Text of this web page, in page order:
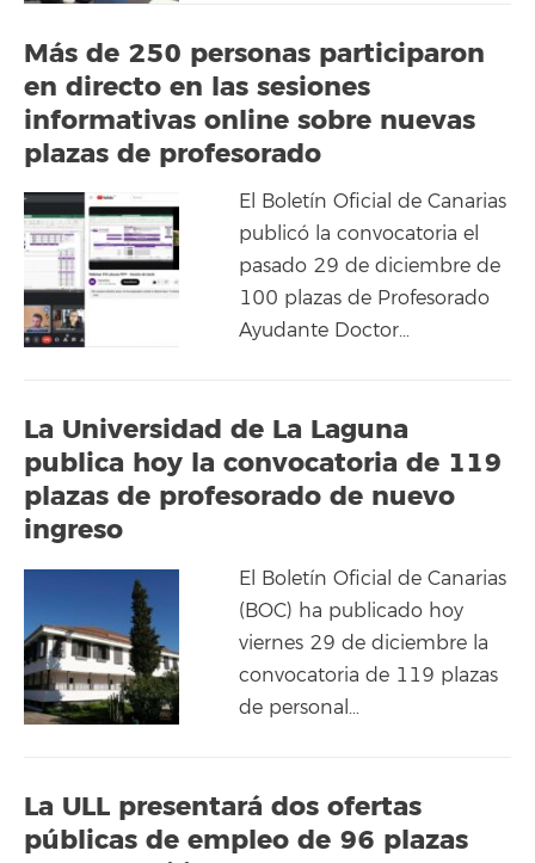
Más de 250 personas participaron
en directo en las sesiones
informativas online sobre nuevas
plazas de profesorado
El Boletín Oficial de Canarias
publicó la convocatoria el
pasado 29 de diciembre de
100 plazas de Profesorado
Ayudante Doctor…
La Universidad de La Laguna
publica hoy la convocatoria de 119
plazas de profesorado de nuevo
ingreso
El Boletín Oficial de Canarias
(BOC) ha publicado hoy
viernes 29 de diciembre la
convocatoria de 119 plazas
de personal…
La ULL presentará dos ofertas
públicas de empleo de 96 plazas